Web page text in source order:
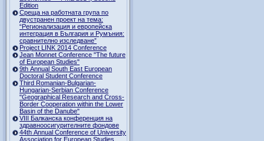
Edition
Среща на работната група по
двустранен проект на тема:
“Регионализация и европейска
интеграция в България и Румъния:
сравнително изследване”
Project LINK 2014 Conference
Jean Monnet Conference "The future
of European Studies"
9th Annual South East European
Doctoral Student Conference
Third Romanian-Bulgarian-
Hungarian-Serbian Conference
"Geographical Research and Cross-
Border Cooperation within the Lower
Basin of the Danube"
VIII Балканска конференция на
здравноосигурителните фондове
44th Annual Conference of University
Association for European Studies